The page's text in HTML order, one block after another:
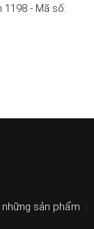
- Mã số:
sản phẩm